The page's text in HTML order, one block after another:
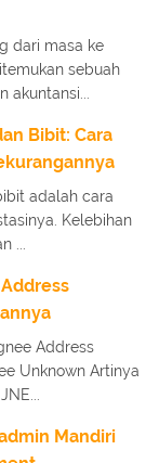
dari masa ke
sebuah
akuntansi...
Bibit: Cara
adalah cara
Kelebihan
...
Address
Unknown Artinya
Mandiri